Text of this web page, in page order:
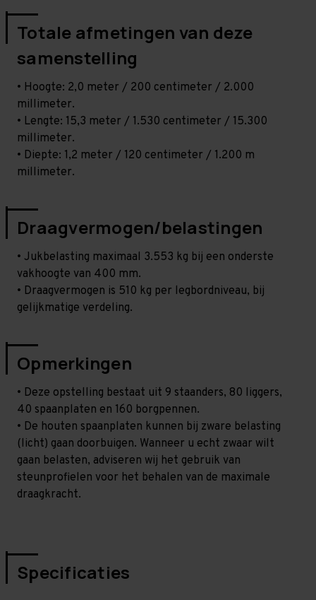
Totale afmetingen van deze
samenstelling
• Hoogte: 2,0 meter / 200 centimeter / 2.000
millimeter.
• Lengte: 15,3 meter / 1.530 centimeter / 15.300
millimeter.
• Diepte: 1,2 meter / 120 centimeter / 1.200 m
millimeter.
Draagvermogen/belastingen
• Jukbelasting maximaal 3.553 kg bij een onderste
vakhoogte van 400 mm.
• Draagvermogen is 510 kg per legbordniveau, bij
gelijkmatige verdeling.
Opmerkingen
• Deze opstelling bestaat uit 9 staanders, 80 liggers,
40 spaanplaten en 160 borgpennen.
• De houten spaanplaten kunnen bij zware belasting
(licht) gaan doorbuigen. Wanneer u echt zwaar wilt
gaan belasten, adviseren wij het gebruik van
steunprofielen voor het behalen van de maximale
draagkracht.
Specificaties